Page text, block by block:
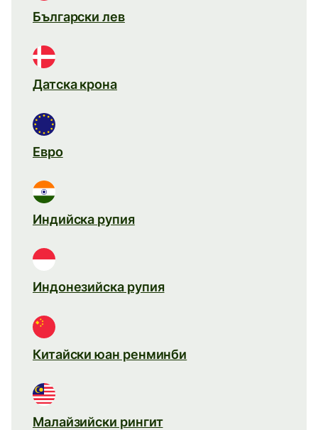
Български лев
Датска крона
Евро
Индийска рупия
Индонезийска рупия
Китайски юан ренминби
Малайзийски рингит